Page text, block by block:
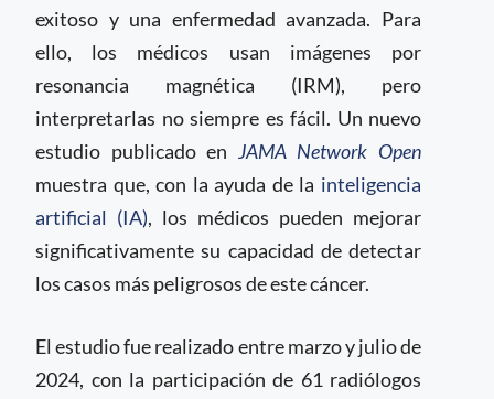
exitoso y una enfermedad avanzada. Para
ello, los médicos usan imágenes por
resonancia magnética (IRM), pero
interpretarlas no siempre es fácil. Un nuevo
estudio publicado en JAMA Network Open
muestra que, con la ayuda de la inteligencia
artificial (IA), los médicos pueden mejorar
significativamente su capacidad de detectar
los casos más peligrosos de este cáncer.
El estudio fue realizado entre marzo y julio de
2024, con la participación de 61 radiólogos